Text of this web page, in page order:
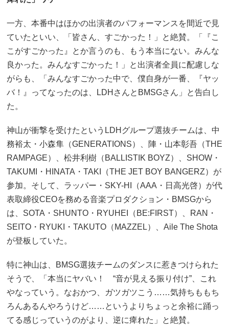
一方、本番中はほかの出演者のパフォーマンスを間近で見
ていたといい、「皆さん、すごかった！」と絶賛。「『こ
こがすごかった』とか言うのも、もう本当にない。みんな
良かった。みんなすごかった！」と出演者全員に配慮しな
がらも、「みんなすごかった中で、僕自身が一番、『ヤッ
バ！』ってなったのは、LDHさんとBMSGさん」と告白し
た。
神山が衝撃を受けたというLDHグループ選抜チームは、中
務裕太・小森隼（GENERATIONS）、陣・山本彰吾（THE
RAMPAGE）、松井利樹（BALLISTIK BOYZ）、SHOW・
TAKUMI・HINATA・TAKI（THE JET BOY BANGERZ）が
参加。そして、ラッパー・SKY-HI（AAA・日高光啓）が代
表取締役CEOを務める音楽プロダクション・BMSGから
は、SOTA・SHUNTO・RYUHEI（BE:FIRST）、RAN・
SEITO・RYUKI・TAKUTO（MAZZEL）、Aile The Shota
が登板していた。
特に神山は、BMSG選抜チームのダンスに惹きつけられた
そうで、「本当にヤバい！ “音が見える振り付け”、これ
やなっていう。なおかつ、ガツガツこう……気持ちももち
ろんあるんやろうけど……というよりちょっと余裕に踊っ
てる感じっていうのがより、逆に痺れた」と絶賛。